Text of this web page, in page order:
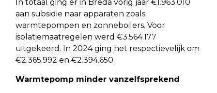
In totaal ging er in Breda vorig jaar €1.963.010
aan subsidie naar apparaten zoals
warmtepompen en zonneboilers. Voor
isolatiemaatregelen werd €3.564.177
uitgekeerd. In 2024 ging het respectievelijk om
€2.365.992 en €2.394.650.
Warmtepomp minder vanzelfsprekend